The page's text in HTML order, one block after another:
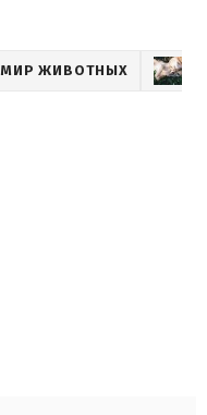
МИР ЖИВОТНЫХ